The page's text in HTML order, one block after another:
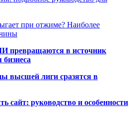
при отжиме? Наиболее
превращаются в источник
бизнеса
высшей лиги сразятся в
сайт: руководство и особенности